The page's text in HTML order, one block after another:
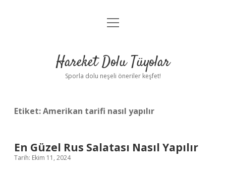
Anasayfa
Yasal Uyarı
menüyü
Hareket Dolu Tüyolar
Sporla dolu neşeli öneriler keşfet!
Etiket:Amerikan tarifi nasıl yapılır
En Güzel Rus Salatası Nasıl Yapılır
Tarih: Ekim 11, 2024